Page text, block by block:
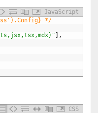
JavaScript
*/
] ,
CSS